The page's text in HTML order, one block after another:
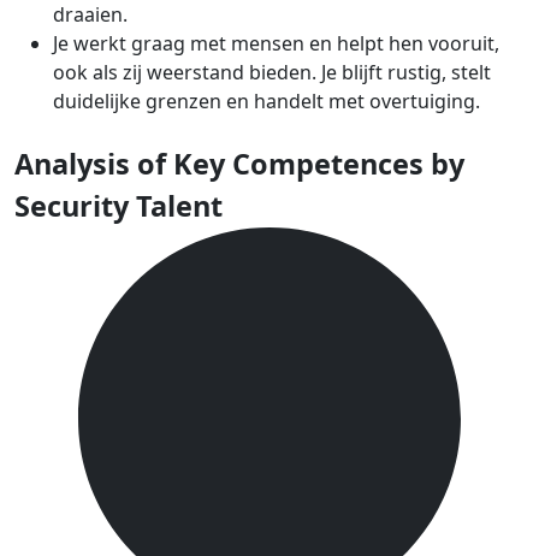
draaien.
Je werkt graag met mensen en helpt hen vooruit,
ook als zij weerstand bieden. Je blijft rustig, stelt
duidelijke grenzen en handelt met overtuiging.
Analysis of Key Competences by
Security Talent